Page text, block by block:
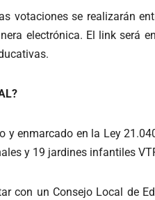
votaciones se realizarán
electrónica. El link será
y enmarcado en la Ley
y 19 jardines infantiles
con un Consejo Local de